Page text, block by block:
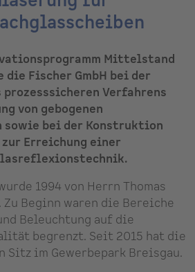
Mittelstand
Fischer GmbH bei der
Verfahrens
von gebogenen
sowie bei der Konstruktion
Erreichung einer
1994 von Herrn Thomas
Beginn waren die Bereiche
Beleuchtung auf die
begrenzt. Seit 2015 hat die
Sitz im Gewerbepark Breisgau.